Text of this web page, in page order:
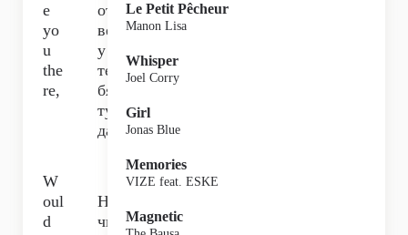
e
yo
u
the
re,
от
вез
у
те
бя
ту
да,
W
oul
d
На
чн
Le Petit Pêcheur
Manon Lisa
Whisper
Joel Corry
Girl
Jonas Blue
Memories
VIZE feat. ESKE
Magnetic